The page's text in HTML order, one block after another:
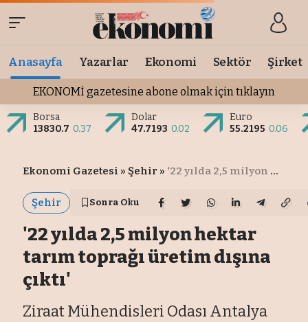
Anasayfa Yazarlar Ekonomi Sektör Şirket
EKONOMİ gazetesine abone olmak için tıklayın
Borsa
13830.7 0.37
Dolar
47.7193 0.02
Euro
55.2195 0.06
Ekonomi Gazetesi » Şehir » '22 yılda 2,5 milyon hektar tarım toprağı üretim dışına çıktı'
Şehir Sonra Oku
'22 yılda 2,5 milyon hektar
tarım toprağı üretim dışına
çıktı'
Ziraat Mühendisleri Odası Antalya